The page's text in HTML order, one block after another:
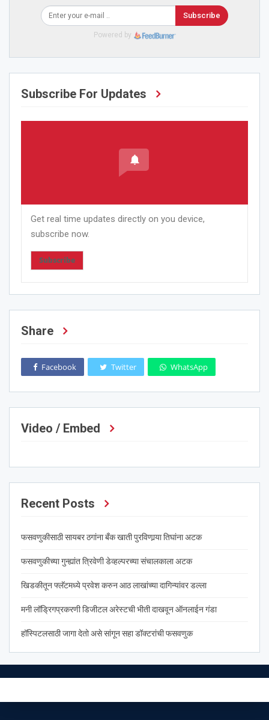
Subscribe
Powered by
Subscribe For Updates
Get real time updates directly on you device,
subscribe now.
Subscribe
Share
Facebook Twitter WhatsApp
Video / Embed
Recent Posts
फसवणुकीसाठी सायबर ठगांना बँक खाती पुरविणार्‍या तिघांना अटक
फसवणुकीच्या गुन्ह्यांत त्रिवेणी डेव्हल्परच्या संचालकाला अटक
खिडकीतून फ्लॅटमध्ये प्रवेश करुन आठ लाखांच्या दागिन्यांवर डल्ला
मनी लॉड्रिगप्रकरणी डिजीटल अरेस्टची भीती दाखवून ऑनलाईन गंडा
हॉस्पिटलसाठी जागा देतो असे सांगून सहा डॉक्टरांची फसवणुक